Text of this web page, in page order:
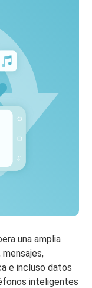
una amplia
e incluso datos
inteligentes